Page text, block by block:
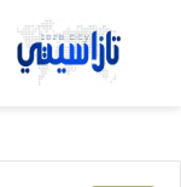
بحث عن